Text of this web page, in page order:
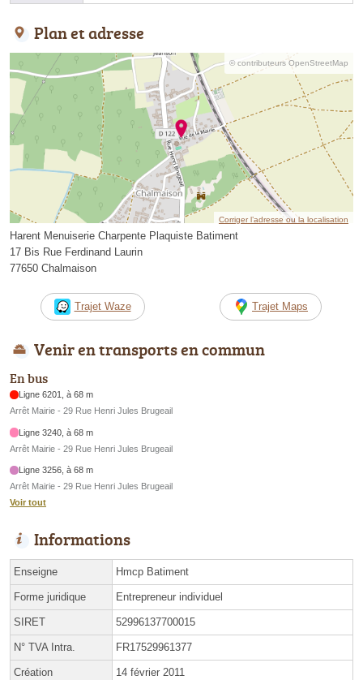
Plan et adresse
© contributeurs OpenStreetMap
Corriger l’adresse ou la localisation
Harent Menuiserie Charpente Plaquiste Batiment
17 Bis Rue Ferdinand Laurin
77650 Chalmaison
Trajet Waze Trajet Maps
Venir en transports en commun
En bus
Ligne 6201, à 68 m
Arrêt Mairie - 29 Rue Henri Jules Brugeail
Ligne 3240, à 68 m
Arrêt Mairie - 29 Rue Henri Jules Brugeail
Ligne 3256, à 68 m
Arrêt Mairie - 29 Rue Henri Jules Brugeail
Voir tout
Informations
Enseigne Hmcp Batiment
Forme juridique Entrepreneur individuel
SIRET 52996137700015
N° TVA Intra. FR17529961377
Création 14 février 2011